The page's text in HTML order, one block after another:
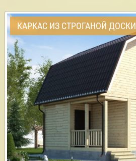
КАРКАС ИЗ СТРОГАНОЙ ДОСКИ